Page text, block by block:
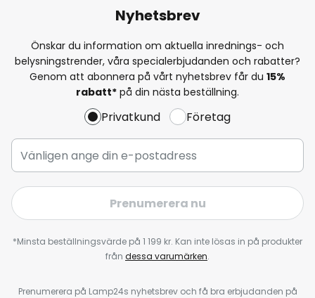
Nyhetsbrev
Önskar du information om aktuella inrednings- och
belysningstrender, våra specialerbjudanden och rabatter?
Genom att abonnera på vårt nyhetsbrev får du 15%
rabatt* på din nästa beställning.
Privatkund Företag
Prenumerera nu
*Minsta beställningsvärde på 1 199 kr. Kan inte lösas in på produkter
från dessa varumärken.
Prenumerera på Lamp24s nyhetsbrev och få bra erbjudanden på